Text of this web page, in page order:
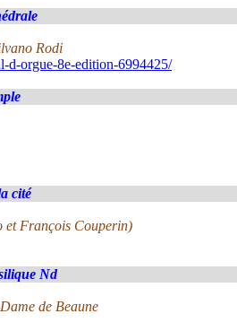
Rodi
d-orgue-8e-edition-6994425/
cité
et François Couperin)
Nd
de Beaune